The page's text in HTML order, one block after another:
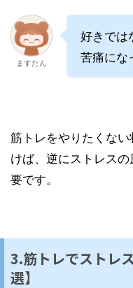
ますたん
好きでは
苦痛にな
筋トレをやりたくな
けば、逆にストレス
要です。
3.筋トレでストレ
選】